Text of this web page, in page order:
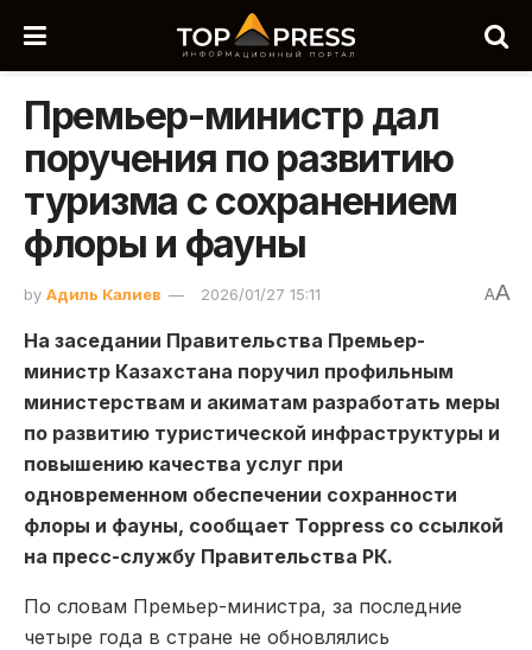
Премьер-министр дал
поручения по развитию
туризма с сохранением
флоры и фауны
by Адиль Калиев 2026/01/27 15:11 AA
На заседании Правительства Премьер-
министр Казахстана поручил профильным
министерствам и акиматам разработать меры
по развитию туристической инфраструктуры и
повышению качества услуг при
одновременном обеспечении сохранности
флоры и фауны, сообщает Toppress со ссылкой
на пресс-службу Правительства РК.
По словам Премьер-министра, за последние
четыре года в стране не обновлялись